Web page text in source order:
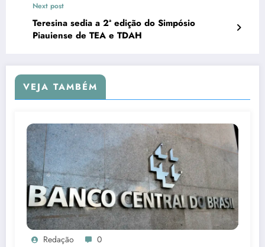
Next post
Teresina sedia a 2ª edição do Simpósio
Piauiense de TEA e TDAH
VEJA TAMBÉM
Redação 0